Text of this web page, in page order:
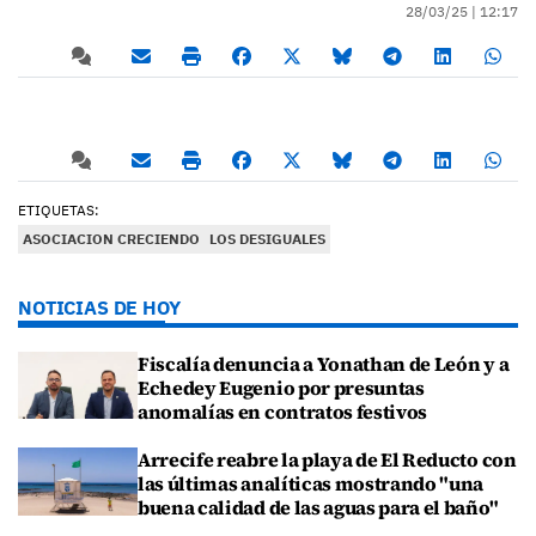
28/03/25 | 12:17
ETIQUETAS:
ASOCIACION CRECIENDO
LOS DESIGUALES
NOTICIAS DE HOY
Fiscalía denuncia a Yonathan de León y a
Echedey Eugenio por presuntas
anomalías en contratos festivos
Arrecife reabre la playa de El Reducto con
las últimas analíticas mostrando "una
buena calidad de las aguas para el baño"